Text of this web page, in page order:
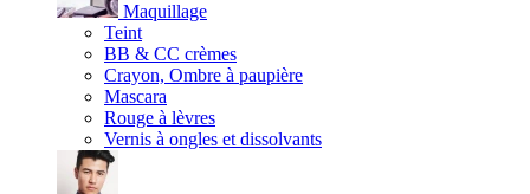
Maquillage
Teint
BB & CC crèmes
Crayon, Ombre à paupière
Mascara
Rouge à lèvres
Vernis à ongles et dissolvants